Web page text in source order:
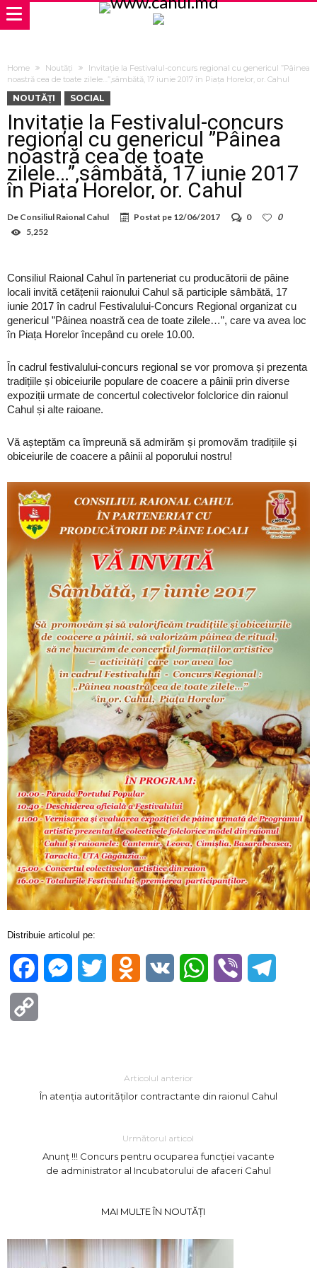
Home Noutăți
Invitație la Festivalul-concurs regional cu genericul ”Pâinea
noastră cea de toate zilele…”,sâmbătă, 17 iunie 2017 în Piața Horelor, or. Cahul
NOUTĂȚI SOCIAL
Invitație la Festivalul-concurs
regional cu genericul ”Pâinea
noastră cea de toate
zilele…”,sâmbătă, 17 iunie 2017
în Piața Horelor, or. Cahul
De Consiliul Raional Cahul Postat pe 12/06/2017 0
0
5,252
Consiliul Raional Cahul în parteneriat cu producătorii de pâine
locali invită cetățenii raionului Cahul să participle sâmbătă, 17
iunie 2017 în cadrul Festivalului-Concurs Regional organizat cu
genericul ”Pâinea noastră cea de toate zilele…”, care va avea loc
în Piața Horelor începând cu orele 10.00.
În cadrul festivalului-concurs regional se vor promova și prezenta
tradițiile și obiceiurile populare de coacere a pâinii prin diverse
expoziții urmate de concertul colectivelor folclorice din raionul
Cahul și alte raioane.
Vă așteptăm ca împreună să admirăm și promovăm tradițiile și
obiceiurile de coacere a pâinii al poporului nostru!
Distribuie articolul pe:
FacebookMessenger
Twitter Odnoklassniki
VK WhatsApp
Viber
Articolul anterior
În atenția autorităților contractante din raionul Cahul
Următorul articol
Anunț !!! Concurs pentru ocuparea funcției vacante
de administrator al Incubatorului de afaceri Cahul
MAI MULTE ÎN NOUTĂȚI